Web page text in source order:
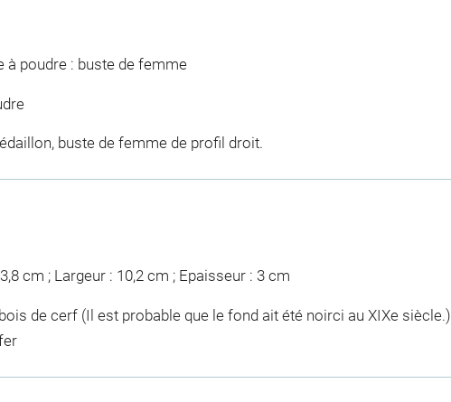
à poudre : buste de femme
buste de femme de profil droit.
cm ; Largeur : 10,2 cm ; Epaisseur : 3 cm
de cerf (Il est probable que le fond ait été noirci au XIXe siècle.)